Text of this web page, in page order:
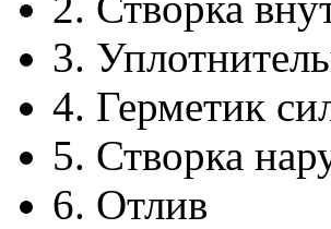
3.
4. Герметик
5. Створка
6. Отлив